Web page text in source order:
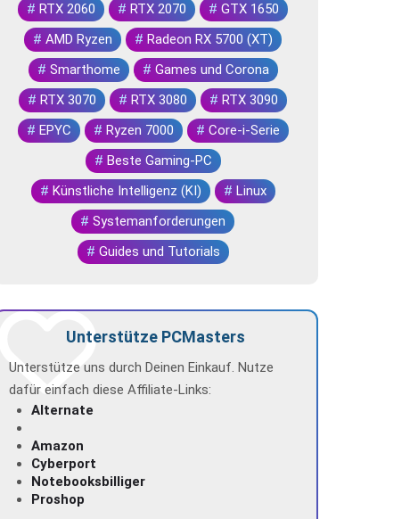
#RTX 2060 #RTX 2070 #GTX 1650
#AMD Ryzen #Radeon RX 5700 (XT)
# Smarthome # Games und Corona
#RTX 3070 #RTX 3080 #RTX 3090
# EPYC # Ryzen 7000 # Core-i-Serie
# Beste Gaming-PC
# Künstliche Intelligenz (KI) # Linux
#Systemanforderungen
# Guides und Tutorials
Unterstütze PCMasters
Unterstütze uns durch Deinen Einkauf. Nutze
dafür einfach diese Affiliate-Links:
Alternate
Amazon
Cyberport
Notebooksbilliger
Proshop